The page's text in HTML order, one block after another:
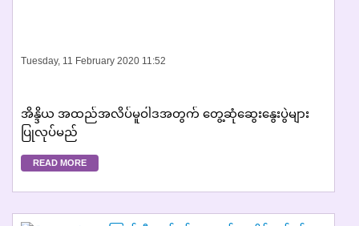
Tuesday, 11 February 2020 11:52
အိန္ဒိယ အထည်အလိပ်မူဝါဒအတွက် တွေ့ဆုံဆွေးနွေးပွဲများ
ပြုလုပ်မည်
READ MORE